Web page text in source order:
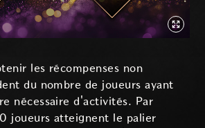
les récompenses non
du nombre de joueurs ayant
nécessaire d'activités. Par
joueurs atteignent le palier